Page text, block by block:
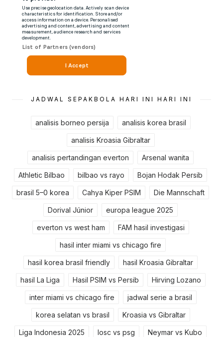
JADWAL SEPAKBOLA HARI INI HARI INI
analisis borneo persija analisis korea brasil
analisis Kroasia Gibraltar
analisis pertandingan everton Arsenal wanita
Athletic Bilbao bilbao vs rayo Bojan Hodak Persib
brasil 5–0 korea Cahya Kiper PSIM Die Mannschaft
Dorival Júnior europa league 2025
everton vs west ham FAM hasil investigasi
hasil inter miami vs chicago fire
hasil korea brasil friendly hasil Kroasia Gibraltar
hasil La Liga Hasil PSIM vs Persib Hirving Lozano
inter miami vs chicago fire jadwal serie a brasil
korea selatan vs brasil Kroasia vs Gibraltar
Liga Indonesia 2025 losc vs psg Neymar vs Kubo